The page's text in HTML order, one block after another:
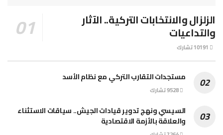
الزلزال والانتخابات التركية.. الآثار
والتداعيات
مستجدات التقارب التركي مع نظام الأسد
السيسي ونهج تدوير قيادات الجيش.. سياقات الاستثناء
والعلاقة بالأزمة الاقتصادية